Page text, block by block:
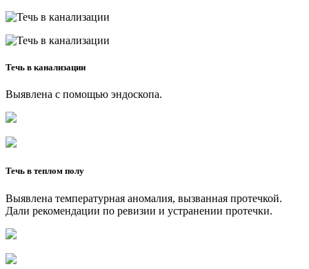
Течь в канализации
Выявлена с помощью эндоскопа.
Течь в теплом полу
Выявлена температурная аномалия, вызванная протечкой.
Дали рекомендации по ревизии и устранении протечки.